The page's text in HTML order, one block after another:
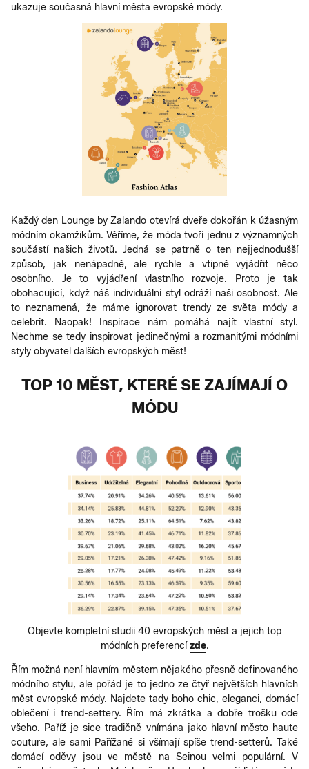
ukazuje současná hlavní města evropské módy.
Každý den Lounge by Zalando otevírá dveře dokořán k úžasným
módním okamžikům. Věříme, že móda tvoří jednu z významných
součástí našich životů. Jedná se patrně o ten nejjednodušší
způsob, jak nenápadně, ale rychle a vtipně vyjádřit něco
osobního. Je to vyjádření vlastního rozvoje. Proto je tak
obohacující, když náš individuální styl odráží naši osobnost. Ale
to neznamená, že máme ignorovat trendy ze světa módy a
celebrit. Naopak! Inspirace nám pomáhá najít vlastní styl.
Nechme se tedy inspirovat jedinečnými a rozmanitými módními
styly obyvatel dalších evropských měst!
TOP 10 MĚST, KTERÉ SE ZAJÍMAJÍ O
MÓDU
Objevte kompletní studii 40 evropských měst a jejich top
módních preferencízde.
Řím možná není hlavním městem nějakého přesně definovaného
módního stylu, ale pořád je to jedno ze čtyř největších hlavních
měst evropské módy. Najdete tady boho chic, eleganci, domácí
oblečení i trend-settery. Řím má zkrátka a dobře trošku ode
všeho. Paříž je sice tradičně vnímána jako hlavní město haute
couture, ale sami Pařížané si všímají spíše trend-setterů. Také
domácí oděvy jsou ve městě na Seinou velmi populární. V